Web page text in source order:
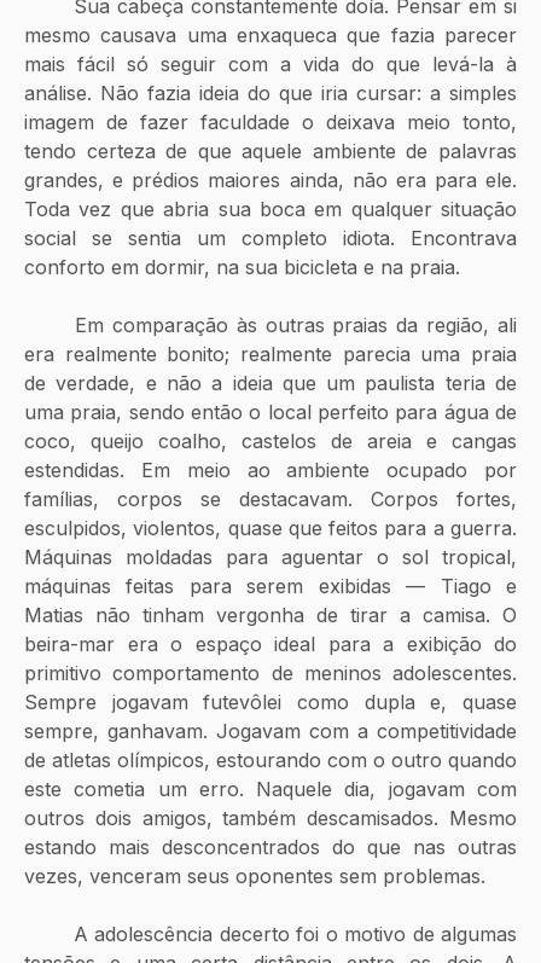
mesmo causava uma enxaqueca que fazia parecer
mais fácil só seguir com a vida do que levá-la à
análise. Não fazia ideia do que iria cursar: a simples
imagem de fazer faculdade o deixava meio tonto,
tendo certeza de que aquele ambiente de palavras
grandes, e prédios maiores ainda, não era para ele.
Toda vez que abria sua boca em qualquer situação
social se sentia um completo idiota. Encontrava
conforto em dormir, na sua bicicleta e na praia.
era realmente bonito; realmente parecia uma praia
de verdade, e não a ideia que um paulista teria de
uma praia, sendo então o local perfeito para água de
coco, queijo coalho, castelos de areia e cangas
estendidas. Em meio ao ambiente ocupado por
famílias, corpos se destacavam. Corpos fortes,
esculpidos, violentos, quase que feitos para a guerra.
Máquinas moldadas para aguentar o sol tropical,
máquinas feitas para serem exibidas — Tiago e
Matias não tinham vergonha de tirar a camisa. O
beira-mar era o espaço ideal para a exibição do
primitivo comportamento de meninos adolescentes.
Sempre jogavam futevôlei como dupla e, quase
sempre, ganhavam. Jogavam com a competitividade
de atletas olímpicos, estourando com o outro quando
este cometia um erro. Naquele dia, jogavam com
outros dois amigos, também descamisados. Mesmo
estando mais desconcentrados do que nas outras
vezes, venceram seus oponentes sem problemas.